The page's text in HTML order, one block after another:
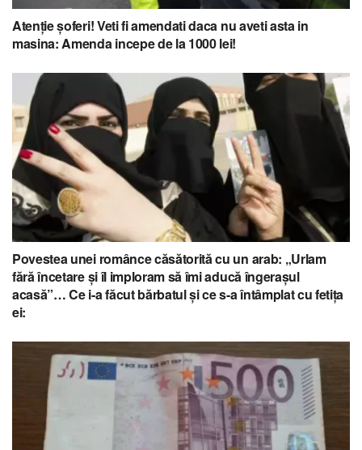
Atenție șoferi! Veti fi amendati daca nu aveti asta in
masina: Amenda incepe de la 1000 lei!
Povestea unei românce căsătorită cu un arab: „Urlam
fără încetare și îl imploram să îmi aducă îngerașul
acasă”… Ce i-a făcut bărbatul și ce s-a întâmplat cu fetița
ei: